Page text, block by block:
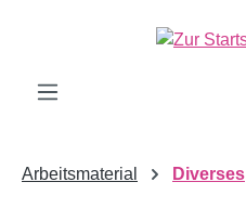
Arbeitsmaterial Diverses